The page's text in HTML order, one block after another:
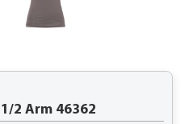
2 Arm 46362